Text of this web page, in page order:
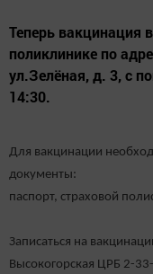
Теперь вакцинация
поликлинике по
ул.Зелёная, д. 3, с
14:30.
Для вакцинации
документы:
паспорт, страховой
Записаться на
Высокогорская ЦРБ 2-